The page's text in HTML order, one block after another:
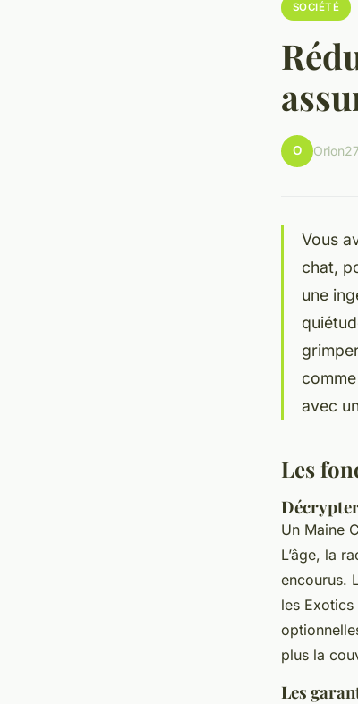
SOCIÉTÉ
O Orion
Vous
chat,
une
avec
Les
Un Maine
L’âge, la
encourus.
les
plus la
Les